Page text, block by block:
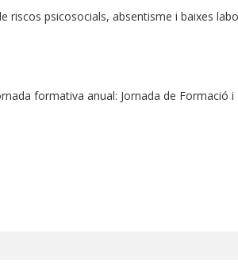
riscos psicosocials, absentisme i baixes
formativa anual: Jornada de Formació i